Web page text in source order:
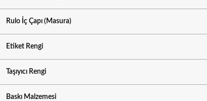
Rulo İç Çapı (Masura)
Etiket Rengi
Taşıyıcı Rengi
Baskı Malzemesi